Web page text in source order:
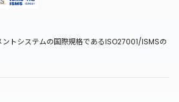
トシステムの国際規格であるISO27001/ISMSの